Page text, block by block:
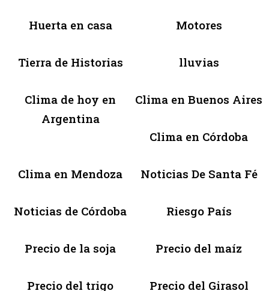
Huerta en casa Motores
Tierra de Historias lluvias
Clima de hoy en
Argentina
Clima en Buenos Aires
Clima en Córdoba
Clima en Mendoza Noticias De Santa Fé
Noticias de Córdoba Riesgo País
Precio de la soja Precio del maíz
Precio del trigo Precio del Girasol